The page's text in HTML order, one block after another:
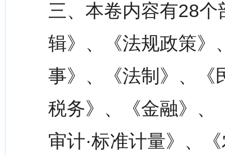
三、本卷内容有28
辑》、《法规政策》
事》、《法制》、《
税务》、《金融》、
审计·标准计量》、